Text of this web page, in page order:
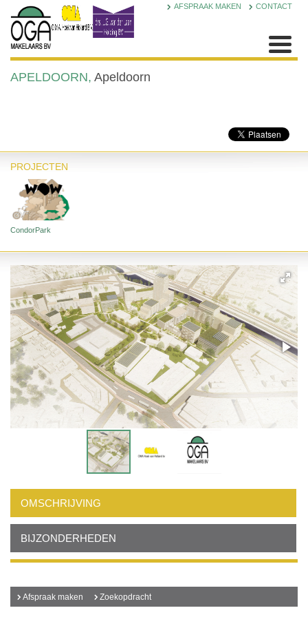
AFSPRAAK MAKEN CONTACT
APELDOORN, Apeldoorn
PROJECTEN
CondorPark
OMSCHRIJVING
BIJZONDERHEDEN
Afspraak maken Zoekopdracht